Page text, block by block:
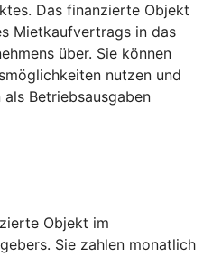
Das finanzierte Objekt
Mietkaufvertrags in das
über. Sie können
nutzen und
Betriebsausgaben
Objekt im
Sie zahlen monatlich